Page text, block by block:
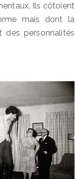
Ils côtoient
mais dont la
des personnalités